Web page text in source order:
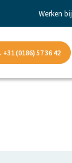
Werken bij
+31 (0186) 57 36 42